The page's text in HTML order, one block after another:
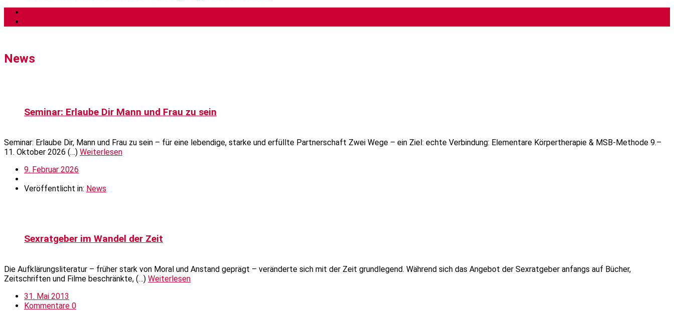
News
Seminar: Erlaube Dir Mann und Frau zu sein
Seminar: Erlaube Dir, Mann und Frau zu sein – für eine lebendige, starke und erfüllte Partnerschaft Zwei Wege – ein Ziel: echte Verbindung: Elementare Körpertherapie & MSB‑Methode 9.–
11. Oktober 2026 (…) Weiterlesen
9. Februar 2026
Veröffentlicht in: News
Sexratgeber im Wandel der Zeit
Die Aufklärungsliteratur – früher stark von Moral und Anstand geprägt – veränderte sich mit der Zeit grundlegend. Während sich das Angebot der Sexratgeber anfangs auf Bücher,
Zeitschriften und Filme beschränkte, (…) Weiterlesen
31. Mai 2013
Kommentare 0